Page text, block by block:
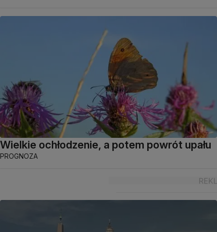
Wielkie ochłodzenie, a potem powrót upału
PROGNOZA